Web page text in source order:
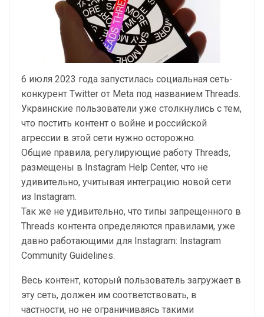
6 июля 2023 года запустилась социальная сеть-
конкурент Twitter от Meta под названием Threads.
Украинские пользователи уже столкнулись с тем,
что постить контент о войне и российской
агрессии в этой сети нужно осторожно.
Общие правила, регулирующие работу Threads,
размещены в Instagram Help Center, что не
удивительно, учитывая интеграцию новой сети
из Instagram.
Так же не удивительно, что типы запрещенного в
Threads контента определяются правилами, уже
давно работающими для Instagram: Instagram
Community Guidelines.
Весь контент, который пользователь загружает в
эту сеть, должен им соответствовать, в
частности, но не ограничиваясь такими